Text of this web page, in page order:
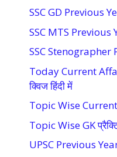
SSC GD Previous
SSC MTS Previous
SSC Stenographer
Today Current
क्विज हिंदी में
Topic Wise
Topic Wise GK
UPSC Previous